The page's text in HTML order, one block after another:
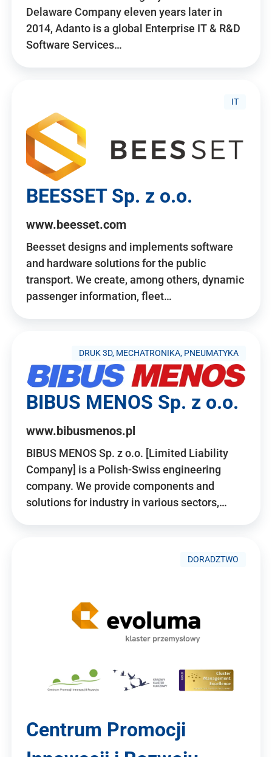
Delaware Company eleven years later in
2014, Adanto is a global Enterprise IT & R&D
Software Services…
IT
BEESSET Sp. z o.o.
www.beesset.com
Beesset designs and implements software
and hardware solutions for the public
transport. We create, among others, dynamic
passenger information, fleet…
DRUK 3D, MECHATRONIKA, PNEUMATYKA
BIBUS MENOS Sp. z o.o.
www.bibusmenos.pl
BIBUS MENOS Sp. z o.o. [Limited Liability
Company] is a Polish-Swiss engineering
company. We provide components and
solutions for industry in various sectors,…
DORADZTWO
Centrum Promocji